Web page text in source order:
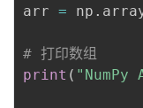
客
论
坛
的
圈
我
的我
arr = np .
# 打印数组
print (